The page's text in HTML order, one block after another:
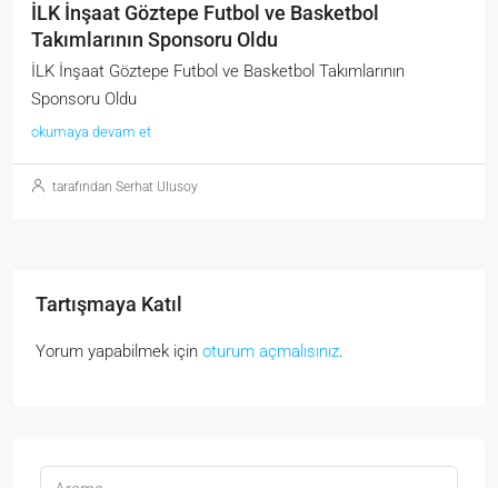
İLK İnşaat Göztepe Futbol ve Basketbol
Takımlarının Sponsoru Oldu
İLK İnşaat Göztepe Futbol ve Basketbol Takımlarının
Sponsoru Oldu
okumaya devam et
tarafından Serhat Ulusoy
Tartışmaya Katıl
Yorum yapabilmek için oturum açmalısınız.